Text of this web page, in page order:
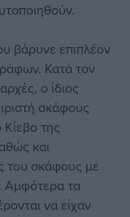
βάρυνε επιπλέον
Κατά τον
ο ίδιος
σκάφους
της
και
του σκάφους με
Αμφότερα τα
να είχαν